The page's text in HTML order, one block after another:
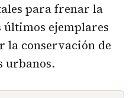
para frenar la
últimos ejemplares
la conservación de
urbanos.